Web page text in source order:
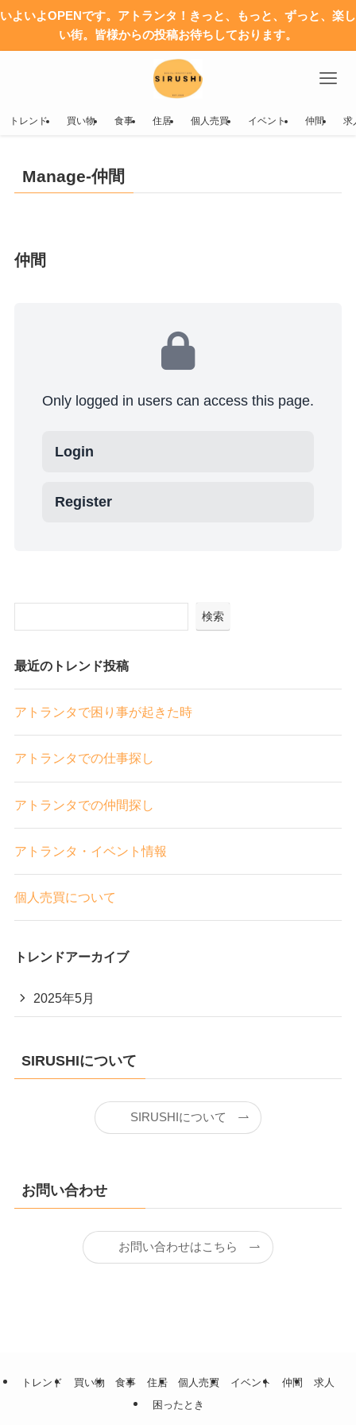
いよいよOPENです。アトランタ！きっと、もっと、ずっと、楽し
い街。皆様からの投稿お待ちしております。
トレンド 買い物 食事 住居 個人売買 イベント 仲間 求
Manage-仲間
仲間
Only logged in users can access this page.
Login
Register
検索
最近のトレンド投稿
アトランタで困り事が起きた時
アトランタでの仕事探し
アトランタでの仲間探し
アトランタ・イベント情報
個人売買について
トレンドアーカイブ
2025年5月
SIRUSHIについて
SIRUSHIについて
お問い合わせ
お問い合わせはこちら
トレンド 買い物 食事 住居 個人売買 イベント 仲間
求人
困ったとき